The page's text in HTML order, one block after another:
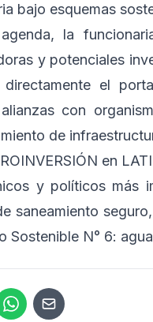
bajo esquemas
la
y potenciales
el
con
de
en
y políticos más
saneamiento
Sostenible N° 6: